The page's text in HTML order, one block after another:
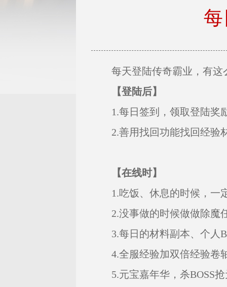
每天登陆传奇霸业，有这
【登陆后】
1.每日签到，领取登陆奖
2.善用找回功能找回经验
【在线时】
1.吃饭、休息的时候，一
2.没事做的时候做做除魔
3.每日的材料副本、个人
4.全服经验加双倍经验卷
5.元宝嘉年华，杀BOSS抢